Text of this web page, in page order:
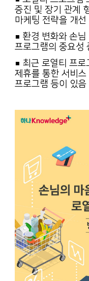
증진 및 장기 관계
마케팅 전략을 개
■ 환경 변화와 손
프로그램의 중요성
■ 최근 로열티 프
제휴를 통한 서비
프로그램 등이 있음